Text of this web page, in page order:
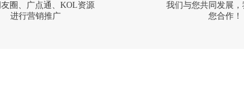
圈、广点通、KOL资源
进行营销推广
我们与您共同发展
您合作！